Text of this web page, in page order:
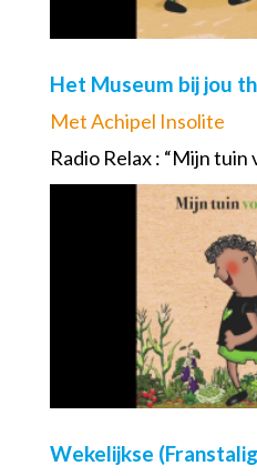
Het Museum bij jou
Met Achipel Insolite
Radio Relax : “Mijn tuin
Wekelijkse